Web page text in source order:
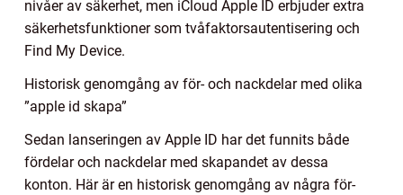
nivåer av säkerhet, men iCloud Apple ID erbjuder extra
säkerhetsfunktioner som tvåfaktorsautentisering och
Find My Device.
Historisk genomgång av för- och nackdelar med olika
”apple id skapa”
Sedan lanseringen av Apple ID har det funnits både
fördelar och nackdelar med skapandet av dessa
konton. Här är en historisk genomgång av några för-